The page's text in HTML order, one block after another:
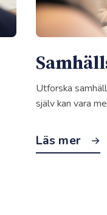
Utforska
själv kan vara
Läs mer